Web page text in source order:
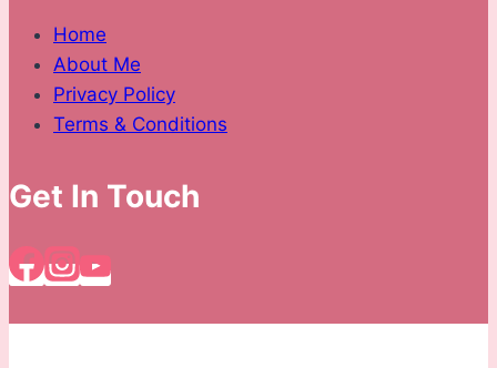
Home
About Me
Privacy Policy
Terms & Conditions
Get In Touch